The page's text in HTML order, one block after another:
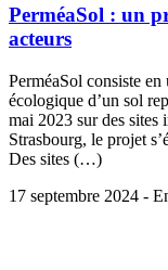
PerméaSol : un
acteurs
PerméaSol consiste
écologique d’un sol
mai 2023 sur des sites
Strasbourg, le projet
Des sites (…)
17 septembre 2024 -